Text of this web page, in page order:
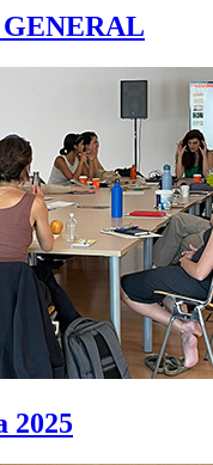
2025